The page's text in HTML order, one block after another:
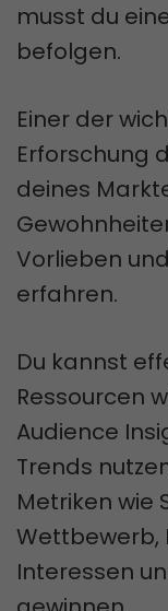
musst du
befolgen.
Einer der
Erforschung
deines
Vorlieben
erfahren.
Du kannst
Ressourcen
Audience
Trends
Metriken wie
Wettbewerb,
Interessen